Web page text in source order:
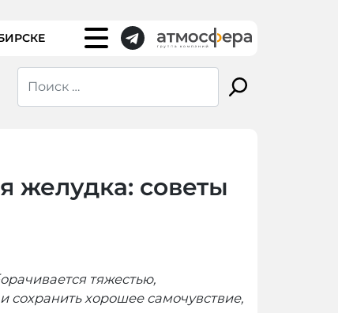
желудка: советы
тяжестью,
сохранить хорошее самочувствие,